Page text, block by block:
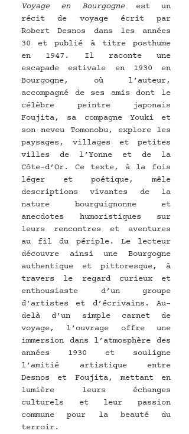
Voyage en Bourgogne est un
récit de voyage écrit par
Robert Desnos dans les années
30 et publié à titre posthume
en 1947. Il raconte une
escapade estivale en 1930 en
Bourgogne, où l’auteur,
accompagné de ses amis dont le
célèbre peintre japonais
Foujita, sa compagne Youki et
son neveu Tomonobu, explore les
paysages, villages et petites
villes de l’Yonne et de la
Côte-d’Or. Ce texte, à la fois
léger et poétique, mêle
descriptions vivantes de la
nature bourguignonne et
anecdotes humoristiques sur
leurs rencontres et aventures
au fil du périple. Le lecteur
découvre ainsi une Bourgogne
authentique et pittoresque, à
travers le regard curieux et
enthousiaste d’un groupe
d’artistes et d’écrivains. Au-
delà d’un simple carnet de
voyage, l’ouvrage offre une
immersion dans l’atmosphère des
années 1930 et souligne
l’amitié artistique entre
Desnos et Foujita, mettant en
lumière leurs échanges
culturels et leur passion
commune pour la beauté du
terroir.